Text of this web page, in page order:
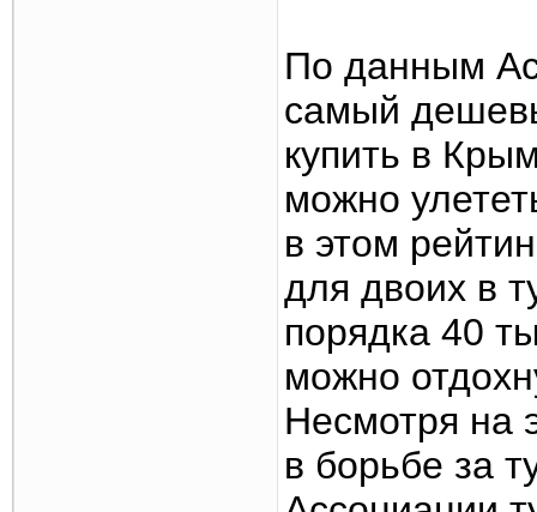
По данным
самый
купить в
можно
в этом
для двоих в
порядка 40
можно
Несмотря на
в борьбе за